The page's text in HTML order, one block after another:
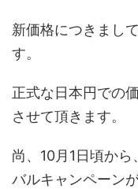
新価格につきまし
す。
正式な日本円での
させて頂きます。
尚、10月1日頃か
バルキャンペーン